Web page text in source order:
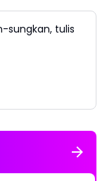
sungkan, tulis